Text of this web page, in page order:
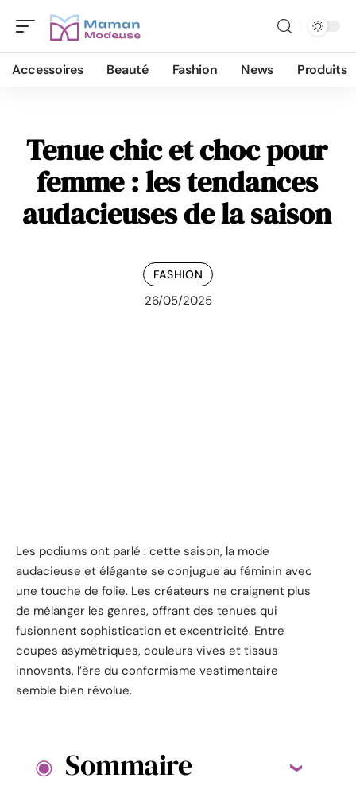
Accessoires Beauté Fashion News Produits
Tenue chic et choc pour
femme : les tendances
audacieuses de la saison
FASHION
26/05/2025
Les podiums ont parlé : cette saison, la mode
audacieuse et élégante se conjugue au féminin avec
une touche de folie. Les créateurs ne craignent plus
de mélanger les genres, offrant des tenues qui
fusionnent sophistication et excentricité. Entre
coupes asymétriques, couleurs vives et tissus
innovants, l’ère du conformisme vestimentaire
semble bien révolue.
Sommaire